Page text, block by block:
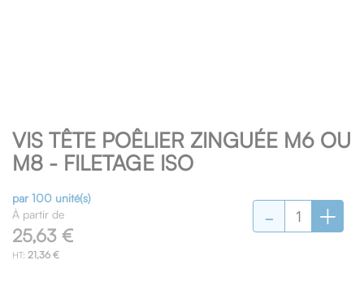
VIS TÊTE POÊLIER ZINGUÉE M6 OU
M8 - FILETAGE ISO
par 100 unité(s)
À partir de
25,63 €
21,36 €
- +
to
the
beginning
the
images
gallery